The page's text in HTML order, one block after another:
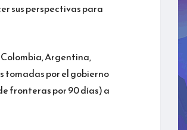
sus perspectivas para
Argentina,
tomadas por el gobierno
fronteras por 90 días) a